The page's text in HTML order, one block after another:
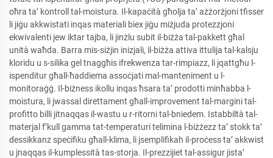
oħra ta’ kontroll tal-moistura. Il-kapaċità għolja ta’ ażżorżjoni tfisser
li jiġu akkwistati inqas materiali biex jiġu miżjuda protezzjoni
ekwivalenti jew iktar tajba, li jinżlu subit il-biżża tal-pakkett għal
unità waħda. Barra mis-siżjin inizjali, il-biżża attiva ittulija tal-kalsju
kloridu u s-silika gel tnaggħis ifrekwenza tar-rimpiazz, li jqattgħu l-
ispenditur għall-ħaddiema assoċjati mal-manteniment u l-
monitoraġġ. Il-biżness ikollu inqas ħsara ta’ prodotti minħabba l-
moistura, li jwassal direttament għall-improvement tal-margini tal-
profitto billi jitnaqqas il-wastu u r-ritorni tal-bniedem. Istabbiltà tal-
materjal f’kull gamma tat-temperaturi telimina l-biżżezz ta’ stokk ta’
dessikkanz speċifiku għall-klima, li jsemplifikah il-proċess ta’ akkwist
u jnaqqas il-kumplessità tas-storja. Il-prezzijiet tal-assigur jista’